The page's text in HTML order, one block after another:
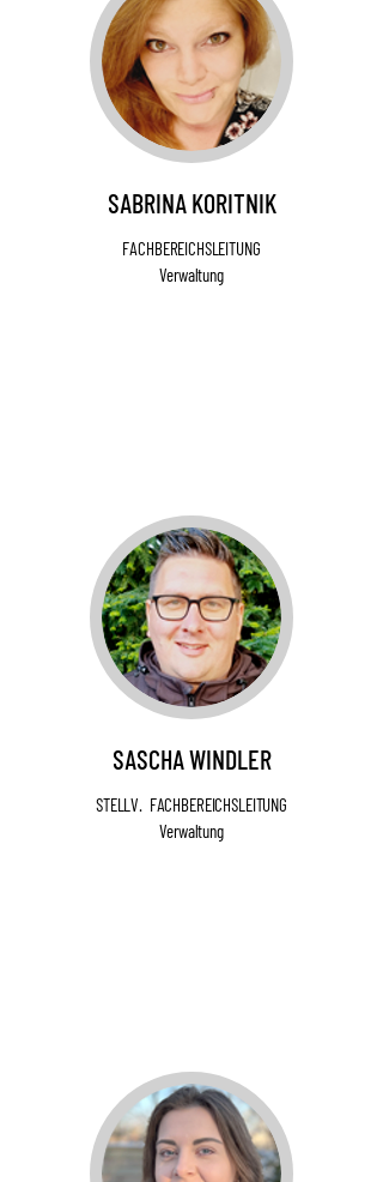
SABRINA KORITNIK
FACHBEREICHSLEITUNG
Verwaltung
SASCHA WINDLER
STELLV. FACHBEREICHSLEITUNG
Verwaltung